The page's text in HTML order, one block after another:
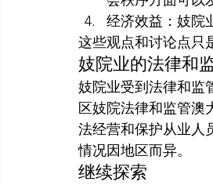
经济效益：妓院
这些观点和讨论点只
妓院业的法律和
妓院业受到法律和监
区妓院法律和监管澳
法经营和保护从业人
情况因地区而异。
继续探索